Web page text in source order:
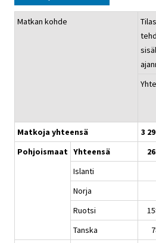
Matkan kohde
Matkoja yhteensä 3
Pohjoismaat Yhteensä
Islanti
Norja
Ruotsi
Tanska